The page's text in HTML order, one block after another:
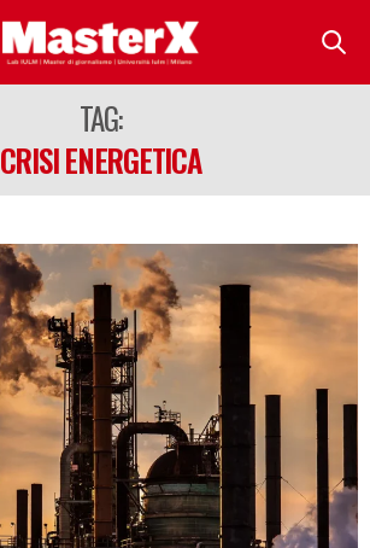
TAG:
CRISI ENERGETICA